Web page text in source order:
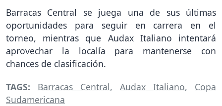
Barracas Central se juega una de sus últimas
oportunidades para seguir en carrera en el
torneo, mientras que Audax Italiano intentará
aprovechar la localía para mantenerse con
chances de clasificación.
TAGS: Barracas Central, Audax Italiano, Copa
Sudamericana